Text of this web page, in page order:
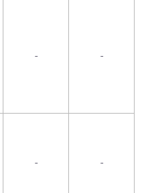
- -
- -